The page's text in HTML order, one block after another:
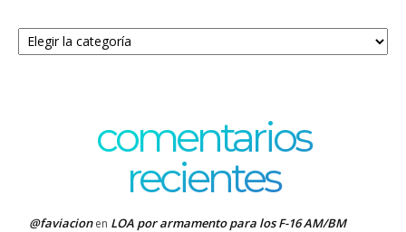
Categorías
comentarios
recientes
@faviacionen LOA por armamento para los F-16 AM/BM